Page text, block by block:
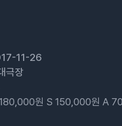
11-26
극장
원 S 150,000원 A